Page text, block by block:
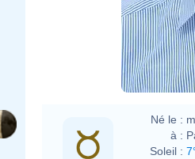
Né le :
à :
Soleil :